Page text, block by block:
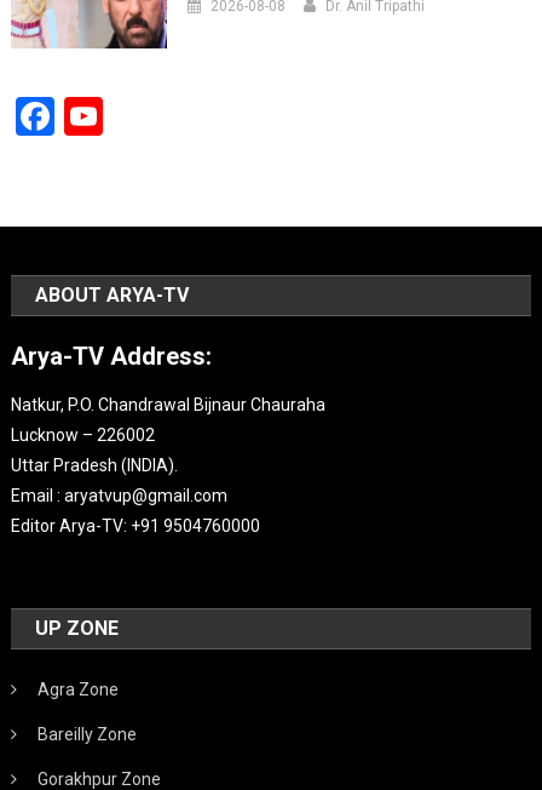
2026-08-08 Dr. Anil Tripathi
Facebook
YouTube
ABOUT ARYA-TV
Arya-TV Address:
Natkur, P.O. Chandrawal Bijnaur Chauraha
Lucknow – 226002
Uttar Pradesh (INDIA).
Email : aryatvup@gmail.com
Editor Arya-TV: +91 9504760000
UP ZONE
Agra Zone
Bareilly Zone
Gorakhpur Zone